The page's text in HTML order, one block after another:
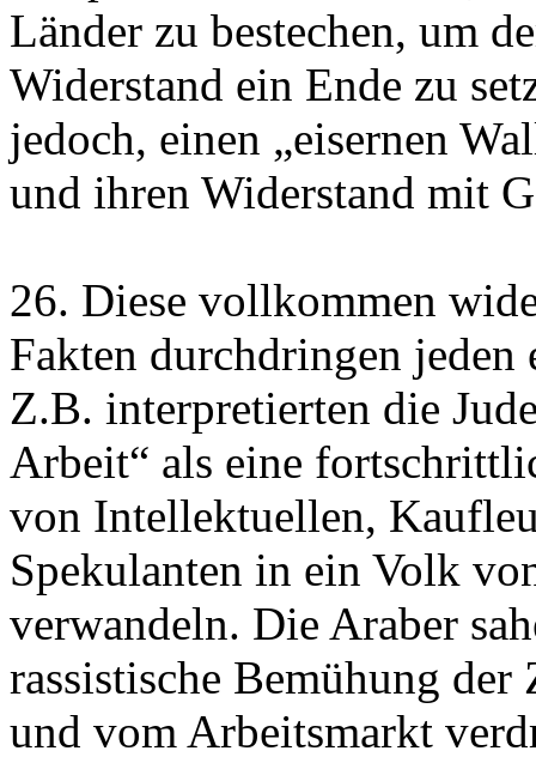
Länder zu bestechen, um
Widerstand ein Ende zu
jedoch, einen „eisernen
und ihren Widerstand mit
26. Diese vollkommen
Fakten durchdringen
Z.B. interpretierten die
Arbeit“ als eine
von Intellektuellen,
Spekulanten in ein Volk
verwandeln. Die Araber
rassistische Bemühung
und vom Arbeitsmarkt